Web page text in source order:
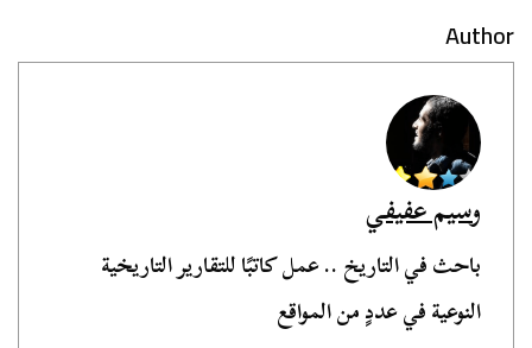
Author
وسيم عفيفي
باحث في التاريخ .. عمل كاتبًا للتقارير التاريخية
النوعية في عددٍ من المواقع